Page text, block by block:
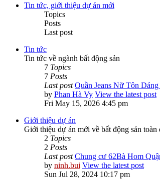
Tin tức, giới thiệu dự án mới
Topics
Posts
Last post
Tin tức
Tin tức về ngành bất động sản
7 Topics
7 Posts
Last post Quần Jeans Nữ Tôn
by Phan Hà Vy View the latest post
Fri May 15, 2026 4:45 pm
Giới thiệu dự án
Giới thiệu dự án mới về bất động sản toàn
2 Topics
2 Posts
Last post Chung cư 62Bà Hom
by ninh.bui View the latest post
Sun Jul 28, 2024 10:17 pm